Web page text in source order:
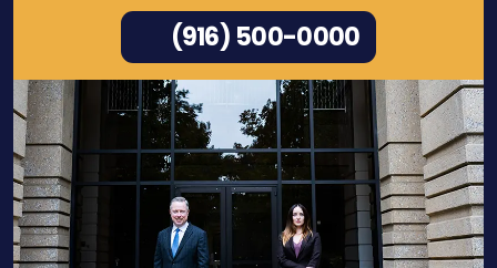
(916) 500-0000